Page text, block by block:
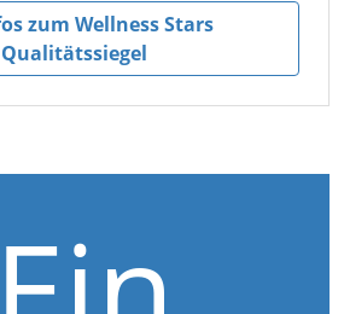
zum Wellness Stars
Qualitätssiegel